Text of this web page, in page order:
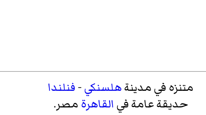
متنزه في مدينةهلسنكي- فنلندا
حديقة عامة في القاهرة مصر.